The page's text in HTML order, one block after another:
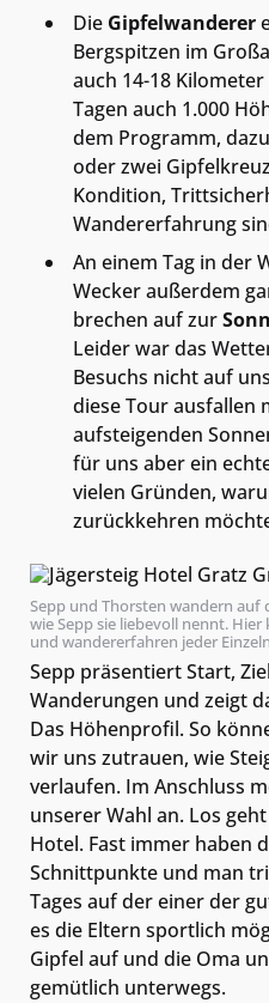
Die Gipfelwanderer
Bergspitzen im
auch 14-18
Tagen auch 1.000
dem Programm,
oder zwei
Kondition,
Wandererfahrung
An einem Tag in der
Wecker außerdem
brechen auf zur
Leider war das
Besuchs nicht auf
diese Tour ausfallen
aufsteigenden
für uns aber ein
vielen Gründen,
zurückkehren
Sepp und Thorsten wandern auf
wie Sepp sie liebevoll nennt.
und wandererfahren jeder
Sepp präsentiert Start,
Wanderungen und zeigt
Das Höhenprofil. So
wir uns zutrauen, wie
verlaufen. Im Anschluss
unserer Wahl an. Los
Hotel. Fast immer haben
Schnittpunkte und man
Tages auf der einer der
es die Eltern sportlich
Gipfel auf und die Oma
gemütlich unterwegs.